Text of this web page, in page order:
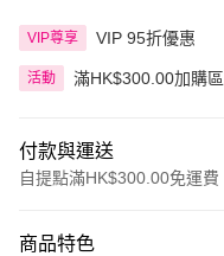
VIP尊享 VIP 95折優惠
活動 滿HK$300.00加購區
付款與運送
自提點滿HK$300.00免運費
商品特色